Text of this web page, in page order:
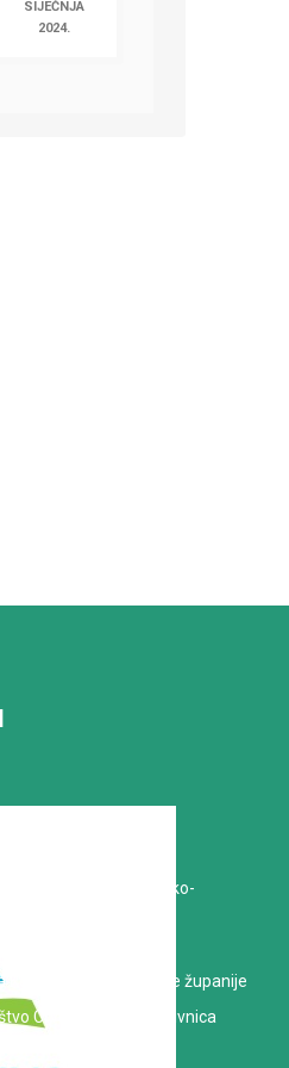
SIJEČNJA
2024.
zdravstvo Koprivničko-
Tomislav Bardek
Koprivničko-križevačke županije
Crvenog križa Koprivnica